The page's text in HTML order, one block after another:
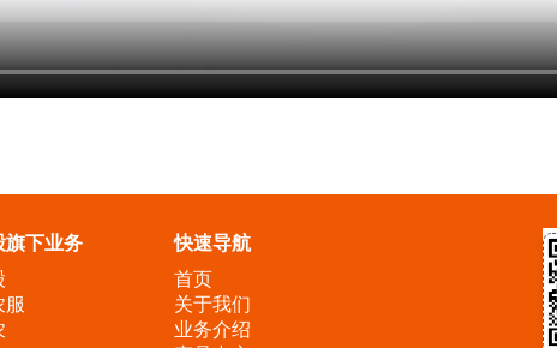
旗下业务
快速导航
首页
关于我们
业务介绍